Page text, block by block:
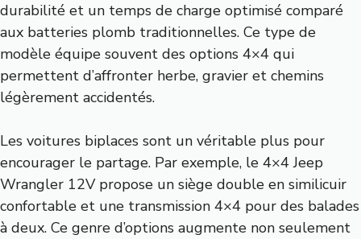
durabilité et un temps de charge optimisé comparé
aux batteries plomb traditionnelles. Ce type de
modèle équipe souvent des options 4×4 qui
permettent d’affronter herbe, gravier et chemins
légèrement accidentés.
Les voitures biplaces sont un véritable plus pour
encourager le partage. Par exemple, le 4×4 Jeep
Wrangler 12V propose un siège double en similicuir
confortable et une transmission 4×4 pour des balades
à deux. Ce genre d’options augmente non seulement